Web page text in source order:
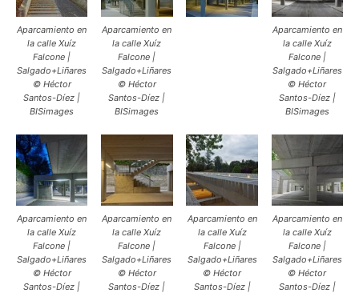
Aparcamiento en
la calle Xuíz
Falcone |
Salgado+Liñares
© Héctor
Santos-Díez |
BISimages
Aparcamiento en
la calle Xuíz
Falcone |
Salgado+Liñares
© Héctor
Santos-Díez |
BISimages
Aparcamiento en
la calle Xuíz
Falcone |
Salgado+Liñares
© Héctor
Santos-Díez |
BISimages
Aparcamiento en
la calle Xuíz
Falcone |
Salgado+Liñares
© Héctor
Santos-Díez |
Aparcamiento en
la calle Xuíz
Falcone |
Salgado+Liñares
© Héctor
Santos-Díez |
Aparcamiento en
la calle Xuíz
Falcone |
Salgado+Liñares
© Héctor
Santos-Díez |
Aparcamiento en
la calle Xuíz
Falcone |
Salgado+Liñares
© Héctor
Santos-Díez |